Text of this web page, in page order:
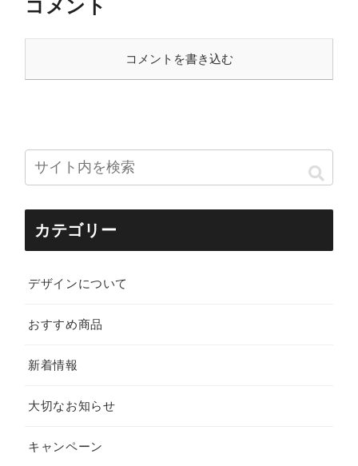
コメント
コメントを書き込む
カテゴリー
デザインについて
おすすめ商品
新着情報
大切なお知らせ
キャンペーン